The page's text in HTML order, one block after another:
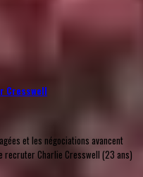
Cresswell
et les négociations avancent
recruter Charlie Cresswell (23 ans)